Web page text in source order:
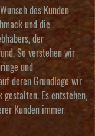
des Kunden
und die
der
So verstehen wir
und
deren Grundlage wir
gestalten. Es entstehen,
Kunden immer